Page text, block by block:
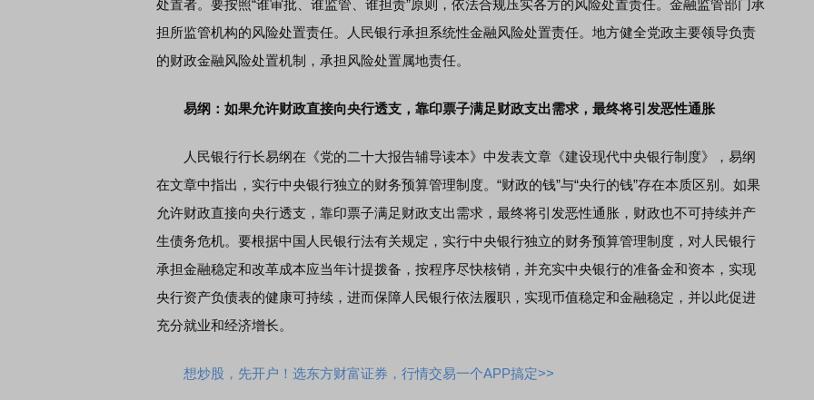
处置者。要按照“谁审批、谁监管、谁担责”原则，依法合规压实各方的风险处置责任。金融监管部门承
担所监管机构的风险处置责任。人民银行承担系统性金融风险处置责任。地方健全党政主要领导负责
的财政金融风险处置机制，承担风险处置属地责任。
易纲：如果允许财政直接向央行透支，靠印票子满足财政支出需求，最终将引发恶性通胀
人民银行行长易纲在《党的二十大报告辅导读本》中发表文章《建设现代中央银行制度》，易纲
在文章中指出，实行中央银行独立的财务预算管理制度。“财政的钱”与“央行的钱”存在本质区别。如果
允许财政直接向央行透支，靠印票子满足财政支出需求，最终将引发恶性通胀，财政也不可持续并产
生债务危机。要根据中国人民银行法有关规定，实行中央银行独立的财务预算管理制度，对人民银行
承担金融稳定和改革成本应当年计提拨备，按程序尽快核销，并充实中央银行的准备金和资本，实现
央行资产负债表的健康可持续，进而保障人民银行依法履职，实现币值稳定和金融稳定，并以此促进
充分就业和经济增长。
想炒股，先开户！选东方财富证券，行情交易一个APP搞定>>